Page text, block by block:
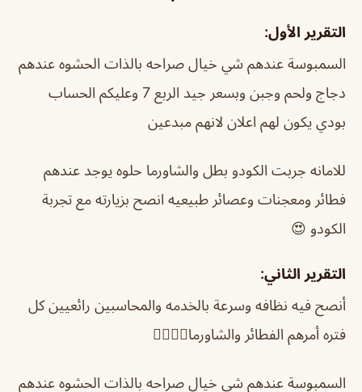
التقرير الأول:
السمبوسة عندهم شي خيال صراحه بالذات الحشوه عندهم
دجاج ولحم وجبن وبسعر جيد الربع 7 وعليكم الحساب
بودي يكون لهم اعلان لانهم مبدعين
للامانه جربت الكودو بطل والشاورما حلوه يوجد عندهم
فطائر ومعجنات وعصائر طبيعيه انصح بزيارته مع تجربة
الكودو 😍
التقرير الثاني:
أنصح فيه نظافه وسرعة بالخدمه والمحاسبين رائعيين كل
فتره أمرهم الفطائر والشاورما👍🏻👍🏻
السمبوسة عندهم شي خيال صراحه بالذات الحشوه عندهم